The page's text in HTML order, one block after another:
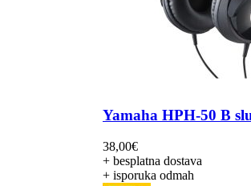
Yamaha HPH-50 B
38,00€
+ besplatna dostava
+ isporuka odmah